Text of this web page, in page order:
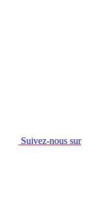
Suivez-nous sur